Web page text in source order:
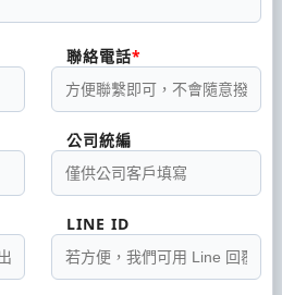
聯絡電話
公司統編
LINE ID